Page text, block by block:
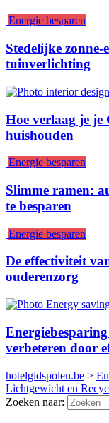
Energie besparen
Stedelijke
tuinverlichting
Hoe verlaag je je
huishouden
Energie besparen
Slimme ramen:
te besparen
Energie besparen
De effectiviteit
ouderenzorg
verbeteren door
hotelgidspolen.be >
Lichtgewicht en
Zoeken naar: